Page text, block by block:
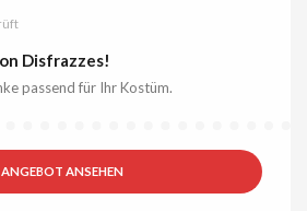
Disfrazzes!
passend für Ihr Kostüm.
ANGEBOT ANSEHEN